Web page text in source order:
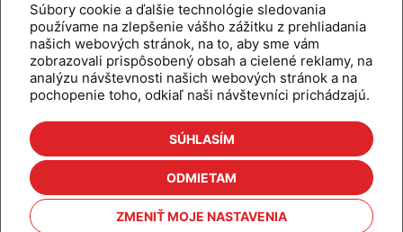
Súbory cookie a ďalšie technológie sledovania
používame na zlepšenie vášho zážitku z prehliadania
našich webových stránok, na to, aby sme vám
zobrazovali prispôsobený obsah a cielené reklamy, na
analýzu návštevnosti našich webových stránok a na
pochopenie toho, odkiaľ naši návštevníci prichádzajú.
SÚHLASÍM
ODMIETAM
ZMENIŤ MOJE NASTAVENIA
Domov
Produkty
Aktuality
Odber šikovné tipy
Kalkulačky
Cenníky
Na stiahnutie
Referencie
Kontakt